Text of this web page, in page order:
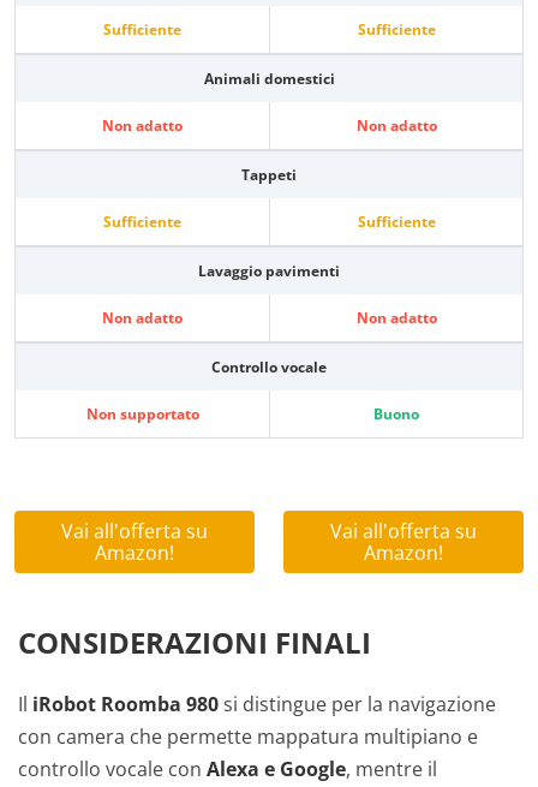
Sufficiente Sufficiente
Animali domestici
Non adatto Non adatto
Tappeti
Sufficiente Sufficiente
Lavaggio pavimenti
Non adatto Non adatto
Controllo vocale
Non supportato Buono
Vai all'offerta su
Amazon!
Vai all'offerta su
Amazon!
CONSIDERAZIONI FINALI
Il iRobot Roomba 980si distingue per la navigazione
con camera che permette mappatura multipiano e
controllo vocale con Alexa e Google, mentre il